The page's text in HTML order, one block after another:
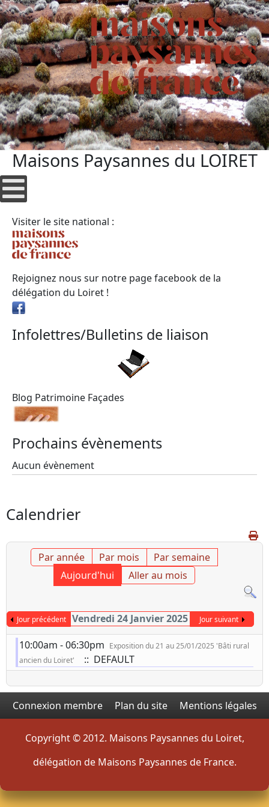
Maisons Paysannes du LOIRET
Visiter le site national :
Rejoignez nous sur notre page facebook de la
délégation du Loiret !
Infolettres/Bulletins de liaison
Blog Patrimoine Façades
Prochains évènements
Aucun évènement
Calendrier
Par année Par mois
Par semaine
Aujourd'hui
Aller au mois
Jour précédent Vendredi 24 Janvier 2025 Jour suivant
10:00am - 06:30pm Exposition du 21 au 25/01/2025 'Bâti rural
ancien du Loiret'
:: DEFAULT
Connexion membre Plan du site Mentions légales
Copyright © 2012. Maisons Paysannes du Loiret,
délégation de Maisons Paysannes de France.